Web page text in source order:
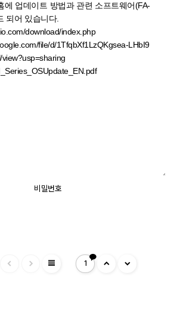
에 업데이트 방법과 관련 소프트웨어(FA-
되어 있습니다.
download/index.php
file/d/1TfqbXf1LzQKgsea-LHbI9
view?usp=sharing
비밀번호
view_headline 1